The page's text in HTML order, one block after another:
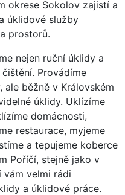
okrese Sokolov zajistí a
úklidové služby
prostorů.
nejen ruční úklidy a
Provádíme
ale běžně v Královském
úklidy. Uklízíme
domácnosti,
restaurace, myjeme
a tepujeme koberce
Poříčí, stejně jako v
vám velmi rádi
a úklidové práce.